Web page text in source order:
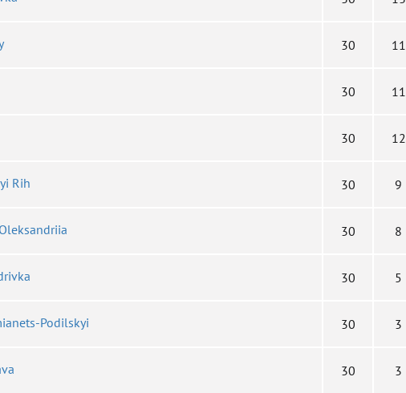
30 11
30 11
30 12
Rih 30 9
30 8
30 5
Podilskyi 30 3
30 3